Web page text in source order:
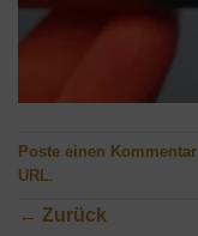
Poste einen Kommentar
URL
← Zurück